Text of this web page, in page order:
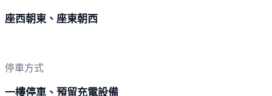
座西朝東、座東朝西
停車方式
一樓停車、預留充電設備